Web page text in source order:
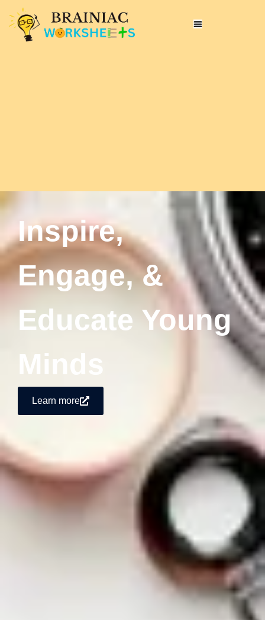
Inspire,
Engage, &
Educate Young
Minds
Learn more